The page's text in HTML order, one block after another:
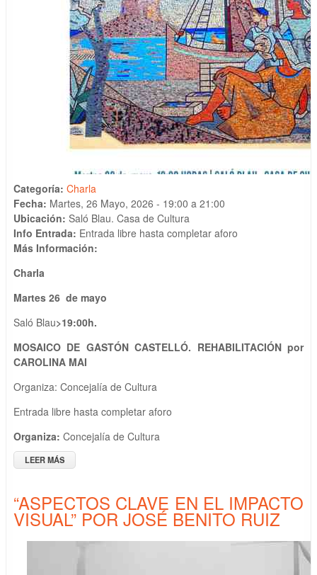
Categoría: Charla
Fecha: Martes, 26 Mayo, 2026 - 19:00 a 21:00
Ubicación: Saló Blau. Casa de Cultura
Info Entrada: Entrada libre hasta completar aforo
Más Información:
Charla
Martes 26 de mayo
Saló Blau>19:00h.
MOSAICO DE GASTÓN CASTELLÓ. REHABILITACIÓN por
CAROLINA MAI
Organiza: Concejalía de Cultura
Entrada libre hasta completar aforo
Organiza: Concejalía de Cultura
LEER MÁS
POR CAROLINA MAI
“ASPECTOS CLAVE EN EL IMPACTO
VISUAL” POR JOSÉ BENITO RUIZ